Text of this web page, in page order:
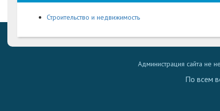
Строительство и недвижимость
Администрация сайта не
По всем